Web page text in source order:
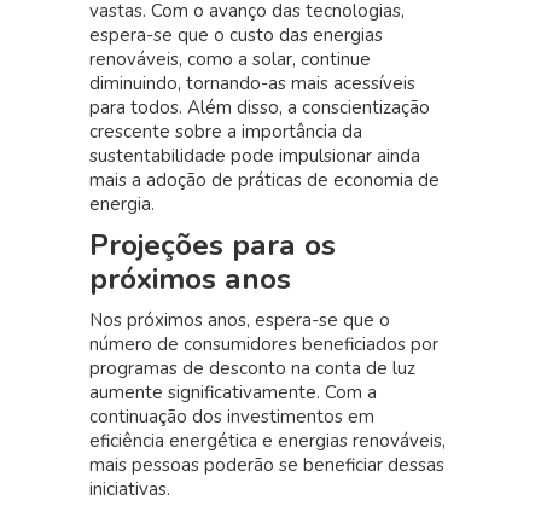
vastas. Com o avanço das tecnologias,
espera-se que o custo das energias
renováveis, como a solar, continue
diminuindo, tornando-as mais acessíveis
para todos. Além disso, a conscientização
crescente sobre a importância da
sustentabilidade pode impulsionar ainda
mais a adoção de práticas de economia de
energia.
Projeções para os
próximos anos
Nos próximos anos, espera-se que o
número de consumidores beneficiados por
programas de desconto na conta de luz
aumente significativamente. Com a
continuação dos investimentos em
eficiência energética e energias renováveis,
mais pessoas poderão se beneficiar dessas
iniciativas.